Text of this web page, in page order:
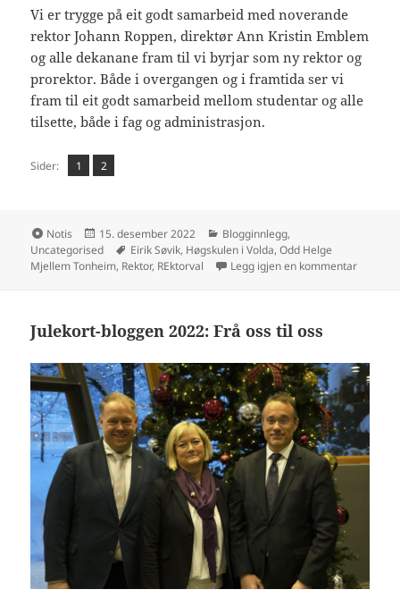
Vi er trygge på eit godt samarbeid med noverande
rektor Johann Roppen, direktør Ann Kristin Emblem
og alle dekanane fram til vi byrjar som ny rektor og
prorektor. Både i overgangen og i framtida ser vi
fram til eit godt samarbeid mellom studentar og alle
tilsette, både i fag og administrasjon.
Sider: Side
1 ,
Side
2
Format
Notis Publisert
15. desember 2022 Kategorier
Blogginnlegg,
Uncategorised
Stikkord
Eirik Søvik, Høgskulen i Volda,Odd Helge
Mjellem Tonheim, Rektor, REktorval Legg igjen en kommentartil
Julekort-bloggen 2022: Frå oss til oss